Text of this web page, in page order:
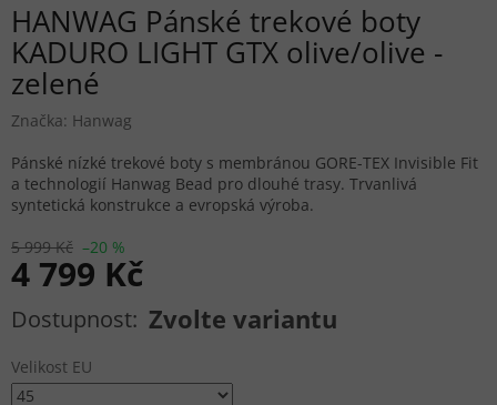
HANWAG Pánské trekové boty
KADURO LIGHT GTX olive/olive -
zelené
Značka: Hanwag
5 999 Kč –20 %
4 799 Kč
Měrná cena: Zvolte variantu
Velikost EU
Pánské nízké trekové boty s membránou GORE-TEX Invisible Fit
a technologií Hanwag Bead pro dlouhé trasy. Trvanlivá
syntetická konstrukce a evropská výroba.